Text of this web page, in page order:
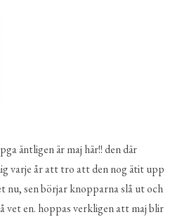
äntligen är maj här!! den där
varje år att tro att den nog ätit upp
nu, sen börjar knopparna slå ut och
vet en. hoppas verkligen att maj blir